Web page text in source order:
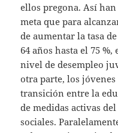
ellos pregona. Así
meta que para
de aumentar la tasa
64 años hasta el 75
nivel de desempleo
otra parte, los
transición entre la
de medidas activas
sociales.